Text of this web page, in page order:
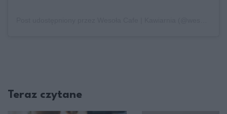
Teraz czytane